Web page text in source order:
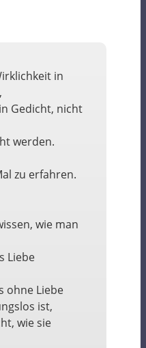
in
Gedicht, nicht
werden.
zu erfahren.
wie man
Liebe
ohne Liebe
ist,
wie sie